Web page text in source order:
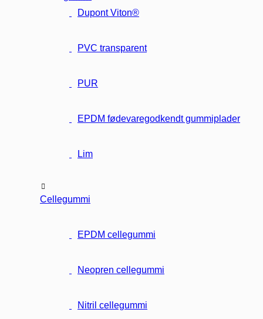
Dupont Viton®
PVC transparent
PUR
EPDM fødevaregodkendt gummiplader
Lim
Cellegummi
EPDM cellegummi
Neopren cellegummi
Nitril cellegummi